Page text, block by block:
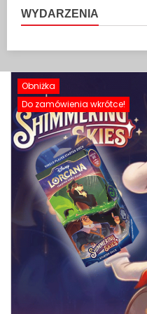
WYDARZENIA
Obniżka
Do zamówienia wkrótce!